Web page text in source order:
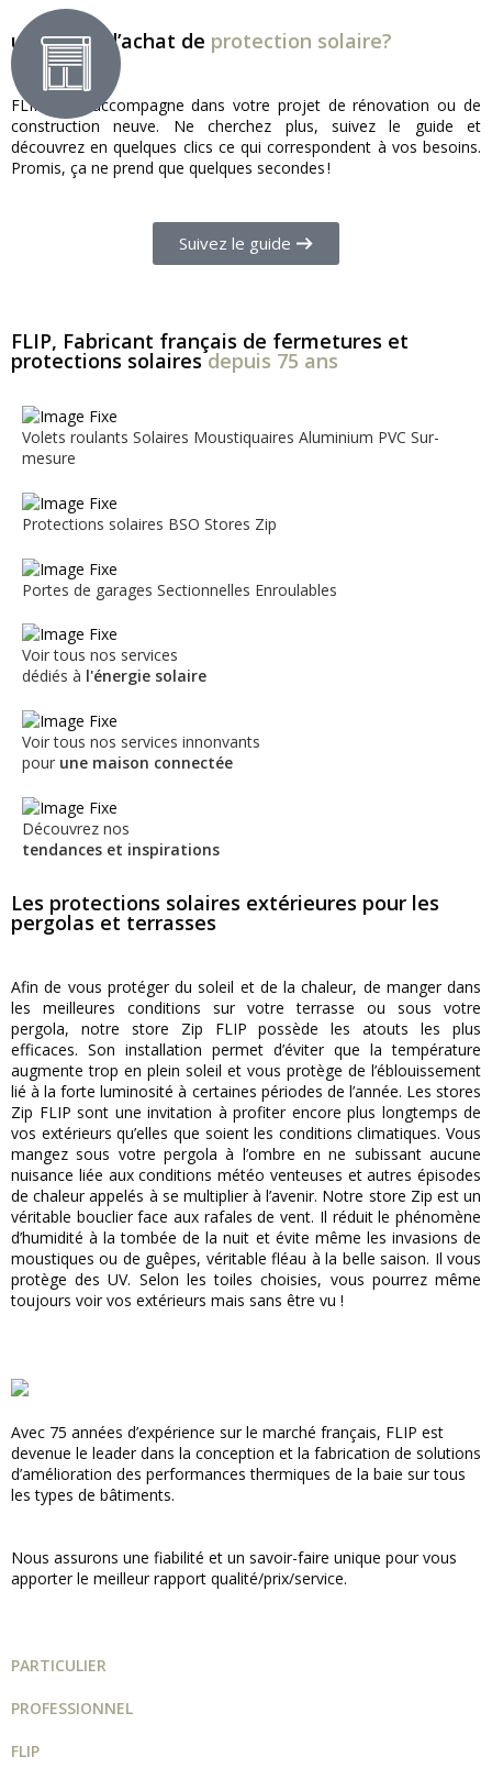
un projet d’achat de protection solaire?
FLIP vous accompagne dans votre projet de rénovation ou de
construction neuve. Ne cherchez plus, suivez le guide et
découvrez en quelques clics ce qui correspondent à vos besoins.
Promis, ça ne prend que quelques secondes !
Suivez le guide
FLIP, Fabricant français de fermetures et
protections solairesdepuis 75 ans
Volets roulants Solaires Moustiquaires Aluminium PVC Sur-
mesure
Protections solaires BSO Stores Zip
Portes de garages Sectionnelles Enroulables
Voir tous nos services
dédiés à l'énergie solaire
Voir tous nos services innonvants
pour une maison connectée
Découvrez nos
tendances et inspirations
Les protections solaires extérieures pour les
pergolas et terrasses
Afin de vous protéger du soleil et de la chaleur, de manger dans
les meilleures conditions sur votre terrasse ou sous votre
pergola, notre store Zip FLIP possède les atouts les plus
efficaces. Son installation permet d’éviter que la température
augmente trop en plein soleil et vous protège de l’éblouissement
lié à la forte luminosité à certaines périodes de l’année. Les stores
Zip FLIP sont une invitation à profiter encore plus longtemps de
vos extérieurs qu’elles que soient les conditions climatiques. Vous
mangez sous votre pergola à l’ombre en ne subissant aucune
nuisance liée aux conditions météo venteuses et autres épisodes
de chaleur appelés à se multiplier à l’avenir. Notre store Zip est un
véritable bouclier face aux rafales de vent. Il réduit le phénomène
d’humidité à la tombée de la nuit et évite même les invasions de
moustiques ou de guêpes, véritable fléau à la belle saison. Il vous
protège des UV. Selon les toiles choisies, vous pourrez même
toujours voir vos extérieurs mais sans être vu !
Avec 75 années d’expérience sur le marché français, FLIP est
devenue le leader dans la conception et la fabrication de solutions
d’amélioration des performances thermiques de la baie sur tous
les types de bâtiments.
Nous assurons une fiabilité et un savoir-faire unique pour vous
apporter le meilleur rapport qualité/prix/service.
PARTICULIER
PROFESSIONNEL
FLIP